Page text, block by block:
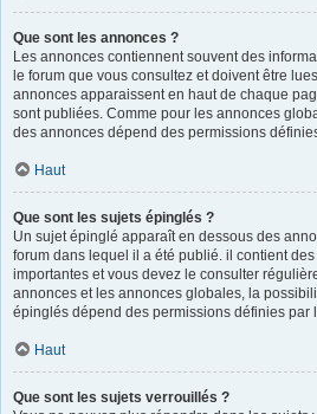
Que sont les annonces ?
Les annonces contiennent souvent des
le forum que vous consultez et doivent être
annonces apparaissent en haut de chaque
sont publiées. Comme pour les annonces
des annonces dépend des permissions
Haut
Que sont les sujets épinglés ?
Un sujet épinglé apparaît en dessous des
forum dans lequel il a été publié. il contient
importantes et vous devez le consulter
annonces et les annonces globales, la
épinglés dépend des permissions définies par
Haut
Que sont les sujets verrouillés ?